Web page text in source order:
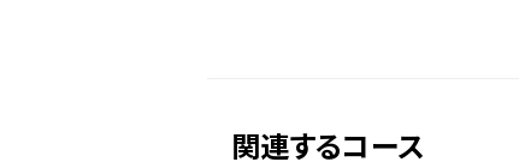
関連するコース